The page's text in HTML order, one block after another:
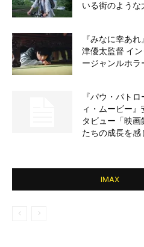
いる街のような
『みなに幸あ
津優太監督 イ
ージャンルホラ
『パウ・パト
ィ・ムービー
タビュー「映
たちの成長を感
IMAX